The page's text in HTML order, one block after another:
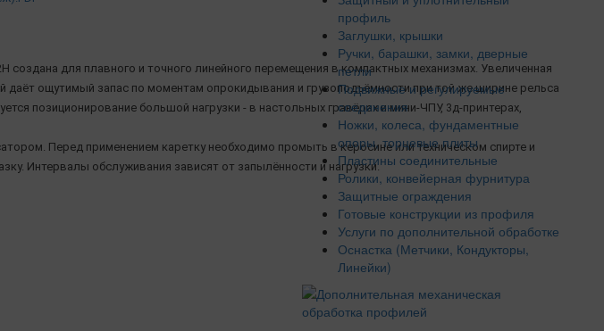
создана для плавного и точного линейного перемещения в компактных механизмах. Увеличенная
даёт ощутимый запас по моментам опрокидывания и грузоподъёмности при той же ширине рельса
позиционирование большой нагрузки - в настольных гравёрах и мини‑ЧПУ, 3д-принтерах,
Перед применением каретку необходимо промыть в керосине или техническом спирте и
Интервалы обслуживания зависят от запылённости и нагрузки.
профиль
Заглушки, крышки
Ручки, барашки, замки, дверные
петли
Подвижные и регулируемые
соединения
Ножки, колеса, фундаментные
опоры, торцевые плиты
Пластины соединительные
Ролики, конвейерная фурнитура
Защитные ограждения
Готовые конструкции из профиля
Услуги по дополнительной обработке
Оснастка (Метчики, Кондукторы,
Линейки)